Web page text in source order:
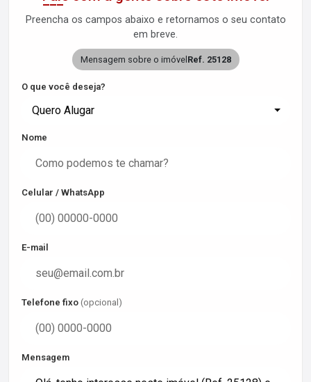
Preencha os campos abaixo e retornamos o seu contato
em breve.
Mensagem sobre o imóvel Ref. 25128
O que você deseja?
Quero Alugar
Nome
Celular / WhatsApp
E-mail
Telefone fixo (opcional)
Mensagem